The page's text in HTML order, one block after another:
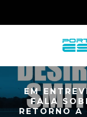
EM
FALA
RETORNO A